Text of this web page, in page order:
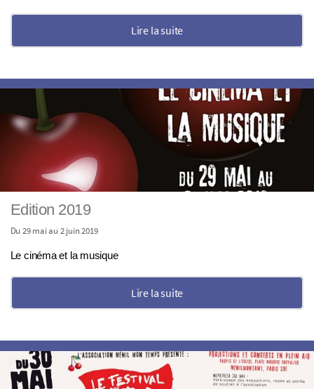
Lire la suite
Edition 2019
Du 29 mai au 2 juin 2019
Le cinéma et la musique
Lire la suite